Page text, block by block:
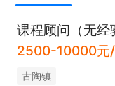
课程顾问（无经
2500-10000元/
古陶镇